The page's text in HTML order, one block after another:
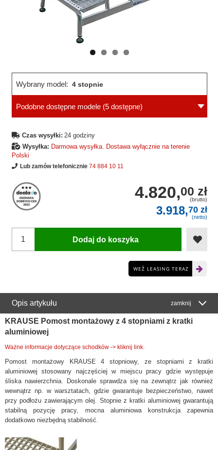
Wybrany model: 4 stopnie
Podobne dostępne modele (5 dostępne)
Czas wysyłki: 24 godziny
Wysyłka: Darmowa wysyłka. Dostawa wyłącznie na terenie
Polski
Lub zamów telefonicznie 74 884 10 11
4.820,00 zł
(brutto)
3.918,70 zł
(netto)
Dodaj do koszyka
WEŹ LEASING TERAZ
Opis artykułu zamknij
KRAUSE Pomost montażowy z 4 stopniami z kratki
aluminiowej
Ważne informacje dotyczące schodków -> kliknij link.
Pomost montażowy KRAUSE 4 stopniowy, ze stopniami z kratki
aluminiowej stosowany najczęściej w miejscu pracy gdzie występuje
śliska nawierzchnia. Doskonale sprawdza się na zewnątrz jak również
wewnątrz np. w warsztatach, gdzie gwarantuje bezpieczeństwo, nawet
przy podłożu zawierającym olej. Stopnie z kratki aluminiowej gwarantują
stabilną pozycję pracy, mocna aluminiowa konstrukcja zapewnia
dodatkowo niezbędną stabilność.